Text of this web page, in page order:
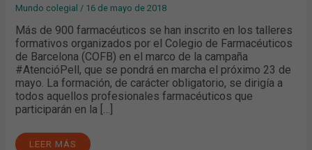
Mundo colegial / 16 de mayo de 2018
Más de 900 farmacéuticos se han inscrito en los talleres
formativos organizados por el Colegio de Farmacéuticos
de Barcelona (COFB) en el marco de la campaña
#AtencióPell, que se pondrá en marcha el próximo 23 de
mayo. La formación, de carácter obligatorio, se dirigía a
todos aquellos profesionales farmacéuticos que
participarán en la […]
LEER MÁS